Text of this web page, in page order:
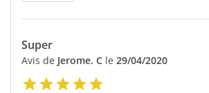
Super
Avis de Jerome. C le 29/04/2020